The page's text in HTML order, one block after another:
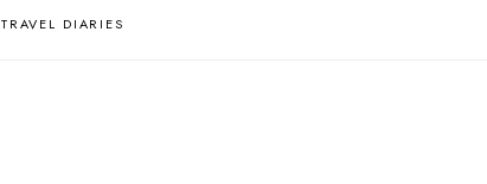
TRAVEL DIARIES